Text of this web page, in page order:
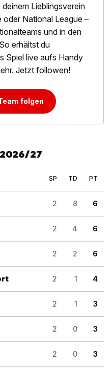
Lieblingsverein
National League –
und in den
erhältst du
Spiel live aufs Handy
Jetzt followen!
folgen
27
SP TD PT
2 8 6
2 4 6
2 2 6
2 1 4
2 1 3
2 0 3
2 0 3